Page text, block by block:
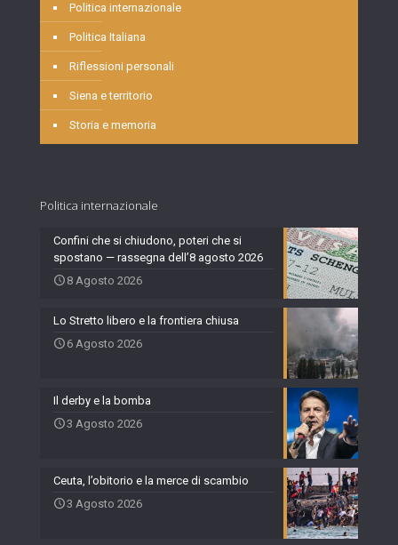
Politica internazionale
Politica Italiana
Riflessioni personali
Siena e territorio
Storia e memoria
Politica internazionale
Confini che si chiudono, poteri che si
spostano — rassegna dell’8 agosto 2026
8 Agosto 2026
Lo Stretto libero e la frontiera chiusa
6 Agosto 2026
Il derby e la bomba
3 Agosto 2026
Ceuta, l’obitorio e la merce di scambio
3 Agosto 2026